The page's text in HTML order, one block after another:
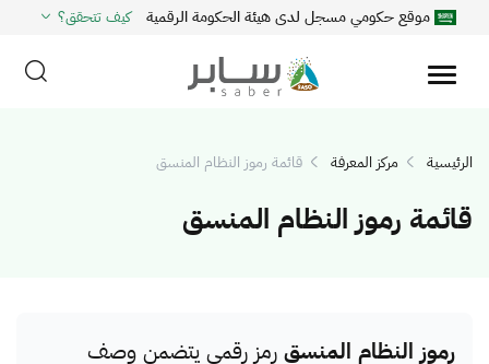
موقع حكومي مسجل لدى هيئة الحكومة الرقمية كيف تتحقق؟
الرئيسية مركز المعرفة قائمة رموز النظام المنسق
قائمة رموز النظام المنسق
رموز النظام المنسق رمز رقمي يتضمن وصف